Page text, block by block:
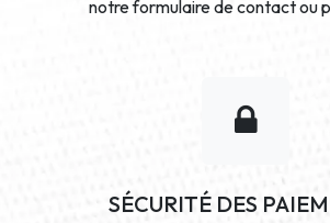
notre formulaire de contact ou
SÉCURITÉ DES